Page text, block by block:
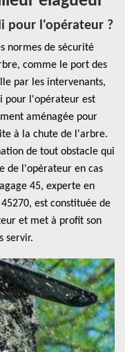
pour l'opérateur ?
normes de sécurité
comme le port des
par les intervenants,
pour l'opérateur est
aménagée pour
à la chute de l'arbre.
de tout obstacle qui
de l'opérateur en cas
45, experte en
est constituée de
et met à profit son
servir.